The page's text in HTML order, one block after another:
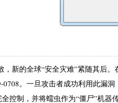
，新的全球“安全灾难”紧随其后
0708。一旦攻击者成功利用此漏
控制，并将蠕虫作为“僵尸”机器